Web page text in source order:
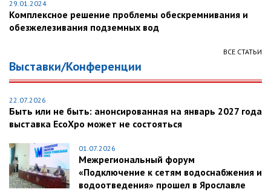
29.01.2024
Комплексное решение проблемы обескремнивания и
обезжелезивания подземных вод
ВСЕ СТАТЬИ
Выставки/Конференции
22.07.2026
Быть или не быть: анонсированная на январь 2027 года
выставка EcoXpo может не состояться
01.07.2026
Межрегиональный форум
«Подключение к сетям водоснабжения и
водоотведения» прошел в Ярославле